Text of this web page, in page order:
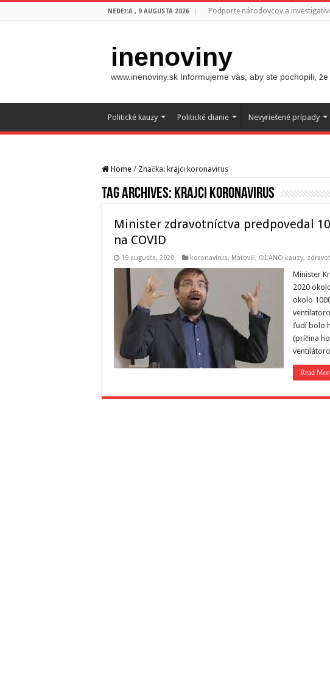
NEDEĽA , 9 AUGUSTA 2026 Podporte národovcov a
inenoviny
www.inenoviny.sk Informujeme vás, aby ste pochopili,
Politické kauzy Politické dianie Nevyriešené prípady
Home / Značka: krajci koronavirus
Tag Archives: krajci koronavirus
Minister zdravotníctva predpovedal
na COVID
19 augusta, 2020 koronavírus, Matovič, OĽANO kauzy,
Minister
2020
okolo
ľudí bolo
(príčina
Read